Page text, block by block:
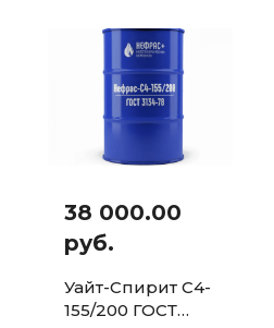
38 000.00
руб.
Уайт-Спирит С4-
155/200 ГОСТ